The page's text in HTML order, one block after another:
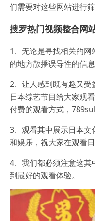
们需要对这些网站进行筛
搜罗热门视频整合网
1、无论是寻找相关的网
的地方散播误导性的信息
2、让人感到既有趣又
日本综艺节目给大家观
付费的观看方式，
3、观看其中展示日本
和娱乐，祝大家在观看日
4、我们都必须注意这
到最好的观看体验。